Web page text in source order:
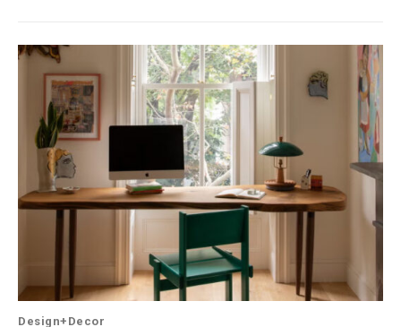
Design+Decor